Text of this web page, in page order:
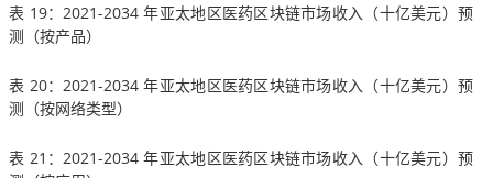
表 19：2021-2034 年亚太地区医药区块链市场收入（十亿美元）预
测（按产品）
表 20：2021-2034 年亚太地区医药区块链市场收入（十亿美元）预
测（按网络类型）
表 21：2021-2034 年亚太地区医药区块链市场收入（十亿美元）预